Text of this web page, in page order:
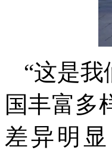
“这是
国丰富多
差异明